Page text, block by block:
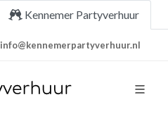
Kennemer Partyverhuur
info@kennemerpartyverhuur.nl